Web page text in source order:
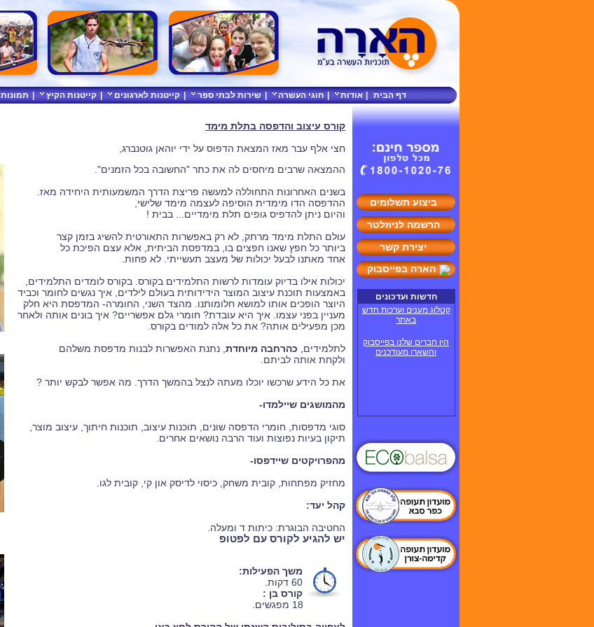
דף הבית אודות חוגי העשרה שירות לבתי ספר קייטנות לארגונים קייטנות הקיץ תמונות
ביצוע תשלומים
הרשמה לניוזלטר
יצירת קשר
הארה בפייסבוק
חדשות ועדכונים
קטלוג מענים וערכות חדש
באתר
היו חברים שלנו בפייסבוק
והשארו מעודכנים
קורס עיצוב והדפסה בתלת מימד
חצי אלף עבר מאז המצאת הדפוס על ידי יוהאן גוטנברג,
ההמצאה שרבים מיחסים לה את כתר "החשובה בכל הזמנים".
בשנים האחרונות התחוללה למעשה פריצת הדרך המשמעותית היחידה מאז.
ההדפסה הדו מימדית הוסיפה לעצמה מימד שלישי,
והיום ניתן להדפיס גופים תלת מימדיים... בבית !
עולם התלת מימד מרתק, לא רק באפשרות התאורטית להשיג בזמן קצר
ביותר כל חפץ שאנו חפצים בו, במדפסת הביתית, אלא עצם הפיכת כל
אחד מאתנו לבעל יכולות של מעצב תעשייתי. לא פחות.
יכולות אילו בדיוק עומדות לרשות התלמידים בקורס. בקורס לומדים התלמידים,
באמצעות תוכנת עיצוב המוצר הידידותית בעולם לילדים, איך נגשים לחומר וכביד
היוצר הופכים אותו למושא חלומותנו. מהצד השני, החומרה- המדפסת היא חלק
מעניין בפני עצמו. איך היא עובדת? חומרי גלם אפשריים? איך בונים אותה ולאחר
מכן מפעילים אותה? את כל אלה למודים בקורס.
לתלמידים, כהרחבה מיוחדת , נתנת האפשרות לבנות מדפסת משלהם
ולקחת אותה לביתם.
את כל הידע שרכשו יוכלו מעתה לנצל בהמשך הדרך. מה אפשר לבקש יותר ?
מהמושגים שיילמדו-
סוגי מדפסות, חומרי הדפסה שונים, תוכנות עיצוב, תוכנות חיתוך, עיצוב מוצר,
תיקון בעיות נפוצות ועוד הרבה נושאים אחרים.
מהפרויקטים שיידפסו-
מחזיק מפתחות, קובית משחק, כיסוי לדיסק און קי, קובית לגו.
קהל יעד:
החטיבה הבוגרת: כיתות ד ומעלה.
יש להגיע לקורס עם לפטופ
משך הפעילות:
60 דקות.
קורס בן :